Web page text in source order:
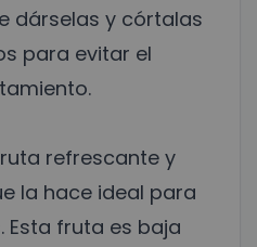
dárselas y córtalas
para evitar el
refrescante y
la hace ideal para
Esta fruta es baja